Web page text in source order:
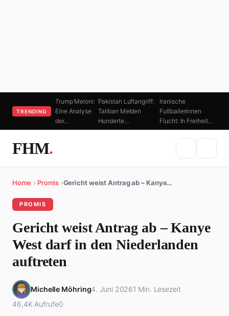
TRENDING
Trump Meloni:
Eine Analyse
der…
Pakistan Luftangriff:
Taliban Melden
Hunderte…
Iranische
Fußballerinnen
Flucht: In Freiheit…
FHM.
Home › Promis ›Gericht weist Antrag ab – Kanye…
PROMIS
Gericht weist Antrag ab – Kanye
West darf in den Niederlanden
auftreten
Michelle Möhring4. Juni 20261 Min. Lesezeit
46,4K Aufrufe0